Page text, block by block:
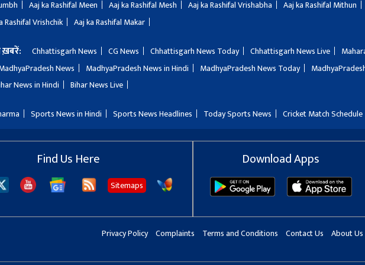
Aaj ka Rashifal Meen Aaj ka Rashifal Mesh Aaj ka Rashifal Vrishabha
Aaj ka Rashifal Mithun
Rashifal Vrishchik Aaj ka Rashifal Makar
ख़बरें: Chhattisgarh News CG News Chhattisgarh News Today Chhattisgarh News Live
News MadhyaPradesh News in Hindi MadhyaPradesh News Today
News in Hindi Bihar News Live
Sports News in Hindi Sports News Headlines Today Sports News Cricket Match Schedule
Find Us Here
Sitemaps
Download Apps
Privacy Policy Complaints Terms and Conditions Contact Us About Us